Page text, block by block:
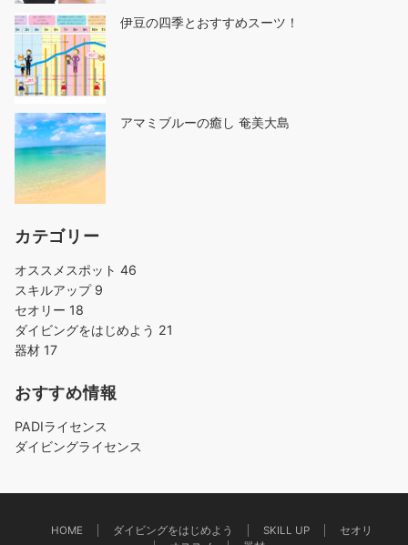
伊豆の四季とおすすめスーツ！
アマミブルーの癒し 奄美大島
カテゴリー
オススメスポット 46
スキルアップ 9
セオリー 18
ダイビングをはじめよう 21
器材 17
おすすめ情報
PADIライセンス
ダイビングライセンス
HOME ダイビングをはじめよう SKILL UP
セオリ